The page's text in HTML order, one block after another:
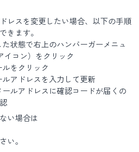
レスを変更したい場合、以下の手順
きます。
た状態で右上のハンバーガーメニュ
イコン）をクリック
ルをクリック
ルアドレスを入力して更新
ールアドレスに確認コードが届くの
い場合は
い。